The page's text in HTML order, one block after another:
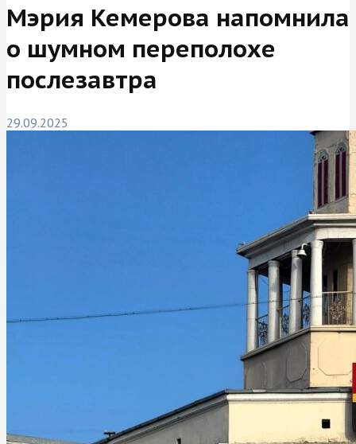
Мэрия Кемерова напомнила
о шумном переполохе
послезавтра
29.09.2025